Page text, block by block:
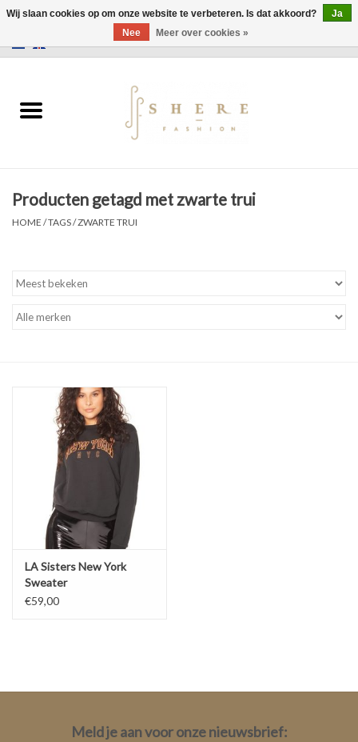
Jurken
Accessoires
Merken
Producten getagd met zwarte trui
HOME /TAGS/ZWARTE TRUI
LA Sisters New York
Sweater
€59,00
Meld je aan voor onze nieuwsbrief:
Wij slaan cookies op om onze website te verbeteren. Is dat akkoord?
Ja
Nee
Meer over cookies »